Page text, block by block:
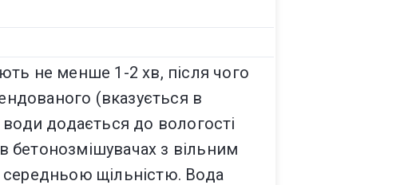
не менше 1-2 хв, після чого
(вказується в
додається до вологості
бетонозмішувачах з вільним
середньою щільністю. Вода